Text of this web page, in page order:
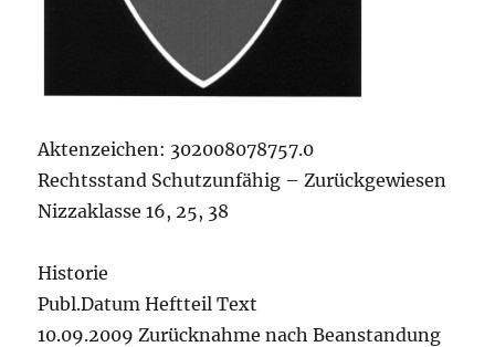
Aktenzeichen: 302008078757.0
Rechtsstand Schutzunfähig – Zurückgewiesen
Nizzaklasse 16, 25, 38
Historie
Publ.Datum Heftteil Text
10.09.2009 Zurücknahme nach Beanstandung